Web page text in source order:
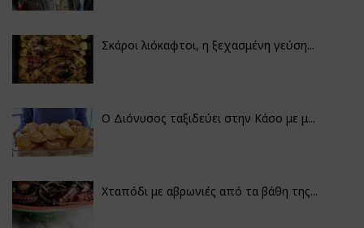
Σκάροι λιόκαφτοι, η ξεχασμένη γεύση...
Ο Διόνυσος ταξιδεύει στην Κάσο με μ...
Χταπόδι με αβρωνιές από τα βάθη της...